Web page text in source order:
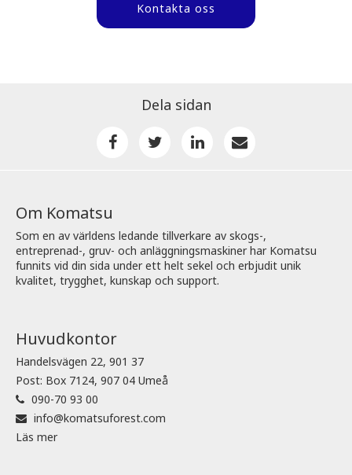
Kontakta oss
Dela sidan
Om Komatsu
Som en av världens ledande tillverkare av skogs-,
entreprenad-, gruv- och anläggningsmaskiner har Komatsu
funnits vid din sida under ett helt sekel och erbjudit unik
kvalitet, trygghet, kunskap och support.
Huvudkontor
Handelsvägen 22, 901 37
Post: Box 7124, 907 04 Umeå
090-70 93 00
info@komatsuforest.com
Läs mer